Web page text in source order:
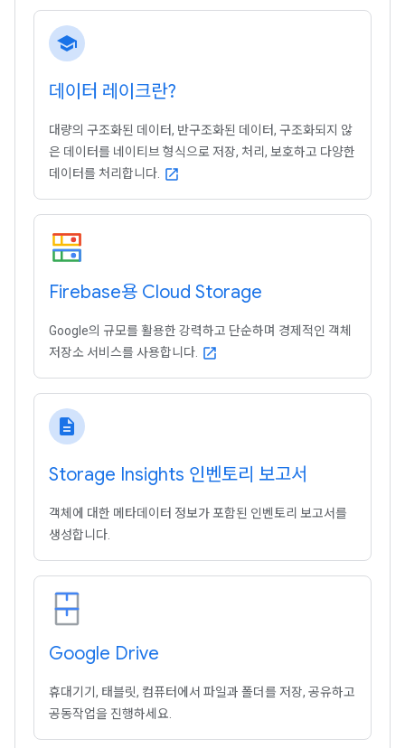
school
데이터 레이크란?
대량의 구조화된 데이터, 반구조화된 데이터, 구조화되지 않
은 데이터를 네이티브 형식으로 저장, 처리, 보호하고 다양한
데이터를 처리합니다. open_in_new
Firebase용 Cloud Storage
Google의 규모를 활용한 강력하고 단순하며 경제적인 객체
저장소 서비스를 사용합니다. open_in_new
description
Storage Insights 인벤토리 보고서
객체에 대한 메타데이터 정보가 포함된 인벤토리 보고서를
생성합니다.
Google Drive
휴대기기, 태블릿, 컴퓨터에서 파일과 폴더를 저장, 공유하고
공동작업을 진행하세요.